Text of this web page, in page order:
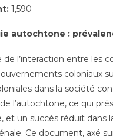
1,590
autochtone :
de l’interaction entre les
coloniaux
dans la société
l’autochtone, ce qui
et un succès réduit
Ce document, axé